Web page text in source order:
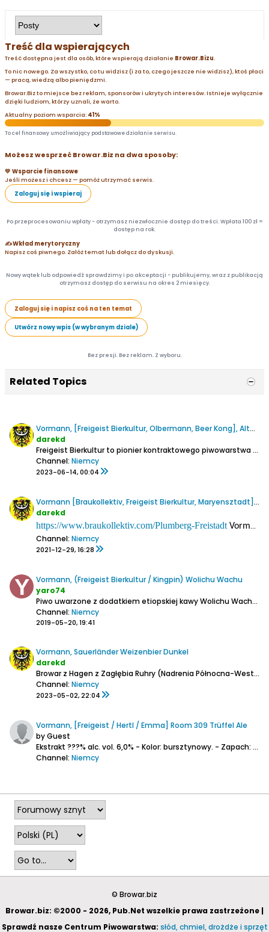
Treść dla wspierających
Treść dostępna jest dla osób, które wspierają działanie Browar.Bizu.
To nic nowego. Za wszystko, co tu widzisz (i za to, czego jeszcze nie widzisz), ktoś płaci
— pracą, wiedzą albo pieniędzmi.
Browar.Biz to miejsce bez reklam, sponsorów i ukrytych interesów. Istnieje wyłącznie
dzięki ludziom, którzy uznali, że warto.
Aktualny poziom wsparcia: 41%
To cel finansowy umożliwiający podstawowe działanie serwisu.
Możesz wesprzeć Browar.Biz na dwa sposoby:
💛 Wsparcie finansowe
Jeśli możesz i chcesz — pomóż utrzymać serwis.
Zaloguj się i wspieraj
Po przeprocesowaniu wpłaty - otrzymasz niezwłocznie dostęp do treści. Wpłata 100 zł =
dostęp na rok.
✍️ Wkład merytoryczny
Napisz coś piwnego. Załóż temat lub dołącz do dyskusji.
Nowy wątek lub odpowiedź sprawdzimy i po akceptacji - publikujemy, wraz z publikacją
otrzymasz dostęp do serwisu na okres 2 miesięcy.
Zaloguj się i napisz coś na ten temat
Utwórz nowy wpis (w wybranym dziale)
Bez presji. Bez reklam. Z wyboru.
Related Topics
Vormann, [Freigeist Bierkultur, Olbermann, Beer Kong], Alte(es) aus Liebe
darekd
Freigeist Bierkultur to pionier kontraktowego piwowarstwa w Niemczech i w ogóle oraz piwnych kooperacji wykraczających poza granicę naszego zachodniego sąsiada. Tym razem Alt i w związku z tym nie dziwi, że w kooperacji z przedstawicielami Düsseldorfu. Freigeist najczęściej warzy w browarze...
Channel: Niemcy
2023-06-14, 00:04
Vormann [Braukollektiv, Freigeist Bierkultur, Maryensztadt], Freistadt Plumberg
darekd
https://www.braukollektiv.com/Plumberg-Freistadt Vormann to browar, w którym często warzy bardzo zasłużony m.in. ze względu na odtwarzanie starych gatunków piw kontraktowiec Freigeist Bierkultur (który współpracował już kiedyś z polskim Kingpinem)
Channel: Niemcy
2021-12-29, 16:28
Vormann, (Freigeist Bierkultur / Kingpin) Wolichu Wachu
yaro74
Piwo uwarzone z dodatkiem etiopskiej kawy Wolichu Wachu (w postaci tzw. Cold Brew).
Channel: Niemcy
2019-05-20, 19:41
Vormann, Sauerländer Weizenbier Dunkel
darekd
Browar z Hagen z Zagłębia Ruhry (Nadrenia Północna-Westfalia) pod Dortmundem.
Channel: Niemcy
2023-05-02, 22:04
Vormann, [Freigeist / Hertl / Emma] Room 309 Trüffel Ale
by Guest
Ekstrakt ???% alc. vol. 6,0% - Kolor: bursztynowy. - Zapach: intensywnosc trufli jest juz wyczuwalna po otwarciu butelki.
Channel: Niemcy
© Browar.biz
Browar.biz: ©2000 - 2026, Pub.Net wszelkie prawa zastrzeżone |
Sprawdź nasze Centrum Piwowarstwa: słód, chmiel, drożdże i sprzęt